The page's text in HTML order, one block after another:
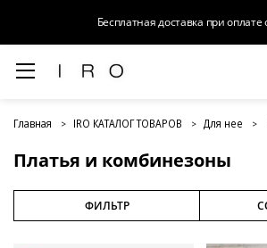
Бесплатная доставка при
Главная IRO КАТАЛОГ ТОВАРОВ Для нее
Платья и комбинезоны
Платья и
ФИЛЬТР